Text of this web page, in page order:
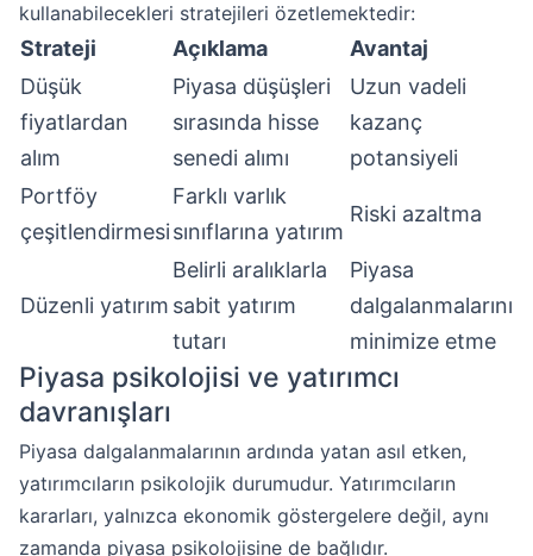
kullanabilecekleri stratejileri özetlemektedir:
Strateji Açıklama
Avantaj
Düşük
fiyatlardan
alım
Piyasa düşüşleri
sırasında hisse
senedi alımı
Uzun vadeli
kazanç
potansiyeli
Portföy
çeşitlendirmesi
Farklı varlık
sınıflarına yatırım
Riski azaltma
Düzenli yatırım
Belirli aralıklarla
sabit yatırım
tutarı
Piyasa
dalgalanmalarını
minimize etme
Piyasa psikolojisi ve yatırımcı
davranışları
Piyasa dalgalanmalarının ardında yatan asıl etken,
yatırımcıların psikolojik durumudur. Yatırımcıların
kararları, yalnızca ekonomik göstergelere değil, aynı
zamanda piyasa psikolojisine de bağlıdır.